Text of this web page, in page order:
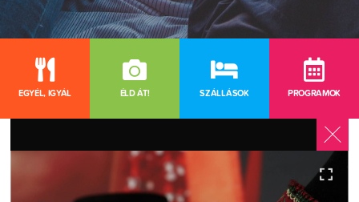
EGYÉL, IGYÁL ÉLD ÁT! SZÁLLÁSOK PROGRAMOK